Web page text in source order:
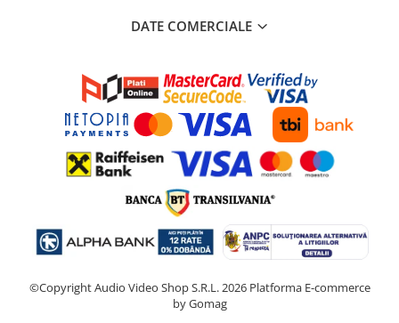
DATE COMERCIALE
©Copyright Audio Video Shop S.R.L. 2026 Platforma E-commerce
by Gomag